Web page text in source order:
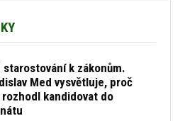
starostování k zákonům.
Med vysvětluje, proč
rozhodl kandidovat do